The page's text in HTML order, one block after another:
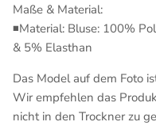
Maße & Material:
◾Material: Bluse: 100%
& 5% Elasthan
Das Model auf dem Foto
Wir empfehlen das
nicht in den Trockner zu